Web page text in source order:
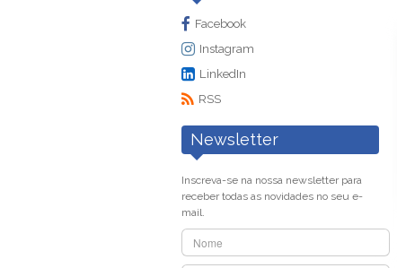
Facebook
Instagram
LinkedIn
RSS
Newsletter
Inscreva-se na nossa newsletter para
receber todas as novidades no seu e-
mail.